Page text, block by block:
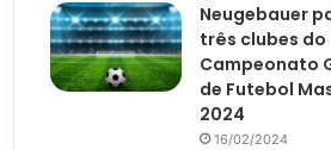
Neugebauer
três clubes do
Campeonato
de Futebol
2024
16/02/2024